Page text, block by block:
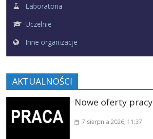
Laboratoria
Uczelnie
Inne organizacje
AKTUALNOŚCI
Nowe oferty pracy
7 sierpnia 2026, 11:37